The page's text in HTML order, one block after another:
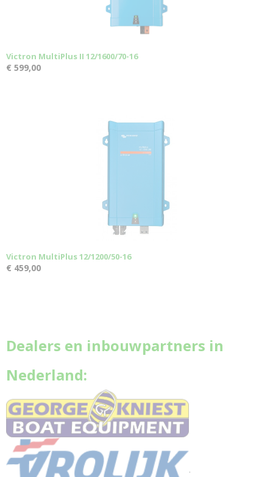
Victron MultiPlus II 12/1600/70-16
€ 599,00
Victron MultiPlus 12/1200/50-16
€ 459,00
Dealers en inbouwpartners in
Nederland:
.